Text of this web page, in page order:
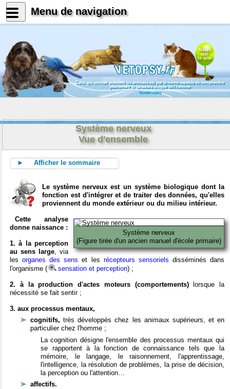
News
sur
le site
Celui qui connait vraiment les animaux est par là même capable de comprendre
pleinement le caractère unique de l'homme
Konrad Lorenz
Système nerveux
Vue d'ensemble
► Afficher le sommaire
Le système nerveux est un système biologique dont la
fonction est d'intégrer et de traiter des données, qu'elles
proviennent du monde extérieur ou du milieu intérieur.
Système nerveux
(Figure tirée d'un ancien manuel d'école primaire)
Cette analyse
donne naissance :
1. à la perception
au sens large, via
lesorganes des sens et les récepteurs sensoriels disséminés dans
l'organisme (
sensation et perception) ;
2. à la production d'actes moteurs (comportements)lorsque la
nécessité se fait sentir ;
3. aux processus mentaux,
cognitifs,très développés chez les animaux supérieurs, et en
particulier chez l'homme ;
La cognition désigne l'ensemble des processus mentaux qui
se rapportent à la fonction de connaissance tels que la
mémoire, le langage, le raisonnement, l'apprentissage,
l'intelligence, la résolution de problèmes, la prise de décision,
la perception ou l'attention…
affectifs.
Menu de navigation